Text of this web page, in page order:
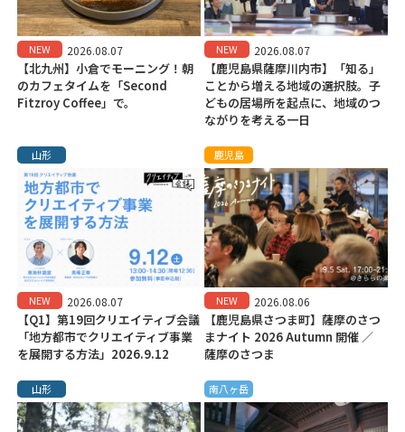
NEW 2026.08.07
【北九州】小倉でモーニング！朝
のカフェタイムを「Second
Fitzroy Coffee」で。
NEW 2026.08.07
【鹿児島県薩摩川内市】「知る」
ことから増える地域の選択肢。子
どもの居場所を起点に、地域のつ
ながりを考える一日
山形
NEW 2026.08.07
【Q1】第19回クリエイティブ会議
「地方都市でクリエイティブ事業
を展開する方法」2026.9.12
鹿児島
NEW 2026.08.06
【鹿児島県さつま町】薩摩のさつ
まナイト 2026 Autumn 開催 ／
薩摩のさつま
山形 南八ヶ岳